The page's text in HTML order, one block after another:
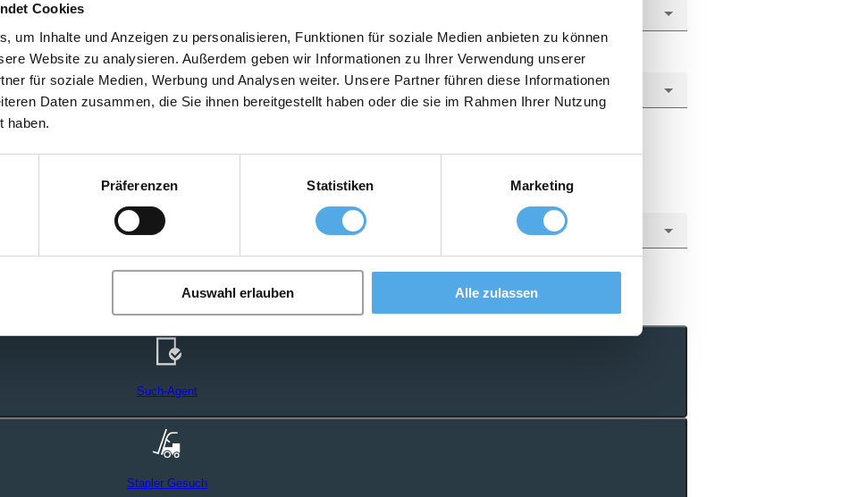
Cookies
um Inhalte und Anzeigen zu personalisieren, Funktionen für soziale Medien anbieten zu können
Website zu analysieren. Außerdem geben wir Informationen zu Ihrer Verwendung unserer
für soziale Medien, Werbung und Analysen weiter. Unsere Partner führen diese Informationen
Daten zusammen, die Sie ihnen bereitgestellt haben oder die sie im Rahmen Ihrer Nutzung
haben.
Präferenzen Statistiken Marketing
Auswahl erlauben Alle zulassen
Such-Agent
Stapler Gesuch